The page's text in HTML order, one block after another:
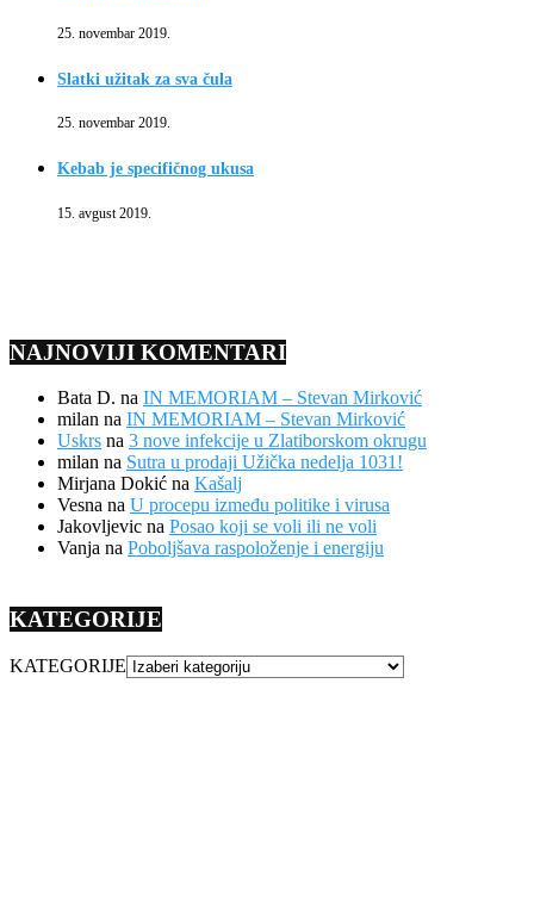
25. novembar 2019.
Slatki užitak za sva čula
25. novembar 2019.
Kebab je specifičnog ukusa
15. avgust 2019.
NAJNOVIJI KOMENTARI
Bata D. na IN MEMORIAM – Stevan Mirković
milan na IN MEMORIAM – Stevan Mirković
Uskrs na 3 nove infekcije u Zlatiborskom okrugu
milan na Sutra u prodaji Užička nedelja 1031!
Mirjana Dokić na Kašalj
Vesna na U procepu između politike i virusa
Jakovljevic na Posao koji se voli ili ne voli
Vanja na Poboljšava raspoloženje i energiju
KATEGORIJE
KATEGORIJE